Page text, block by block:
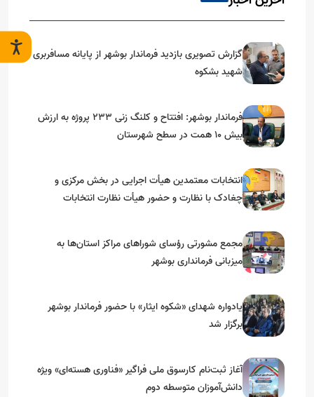
گزارش تصویری بازدید فرماندار بوشهر از پایانه مسافربری
شهید بشکوه
فرماندار بوشهر: افتتاح و کلنگ زنی ۲۳۳ پروژه به ارزش
بیش ۱۰ همت در سطح شهرستان
انتخابات معتمدین هیأت اجرایی در بخش مرکزی و
چغادک با نظارت و حضور هیأت نظارت انتخابات
مجمع مشورتی رؤسای شوراهای مراکز استان‌ها به
میزبانی فرمانداری بوشهر
یادواره شهدای «شکوه ایثار» با حضور فرماندار بوشهر
برگزار شد
آغاز ثبت‌نام کارسوق ملی فراگیر «فناوری هسته‌ای» ویژه
دانش‌آموزان متوسطه دوم